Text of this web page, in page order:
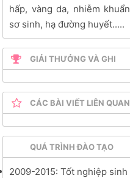
hấp, vàng da, nhiễm khuẩn
sơ sinh, hạ đường huyết.....
GIẢI THƯỞNG VÀ GHI
NHẬN
CÁC BÀI VIẾT LIÊN QUAN
QUÁ TRÌNH ĐÀO TẠO
2009-2015: Tốt nghiệp sinh